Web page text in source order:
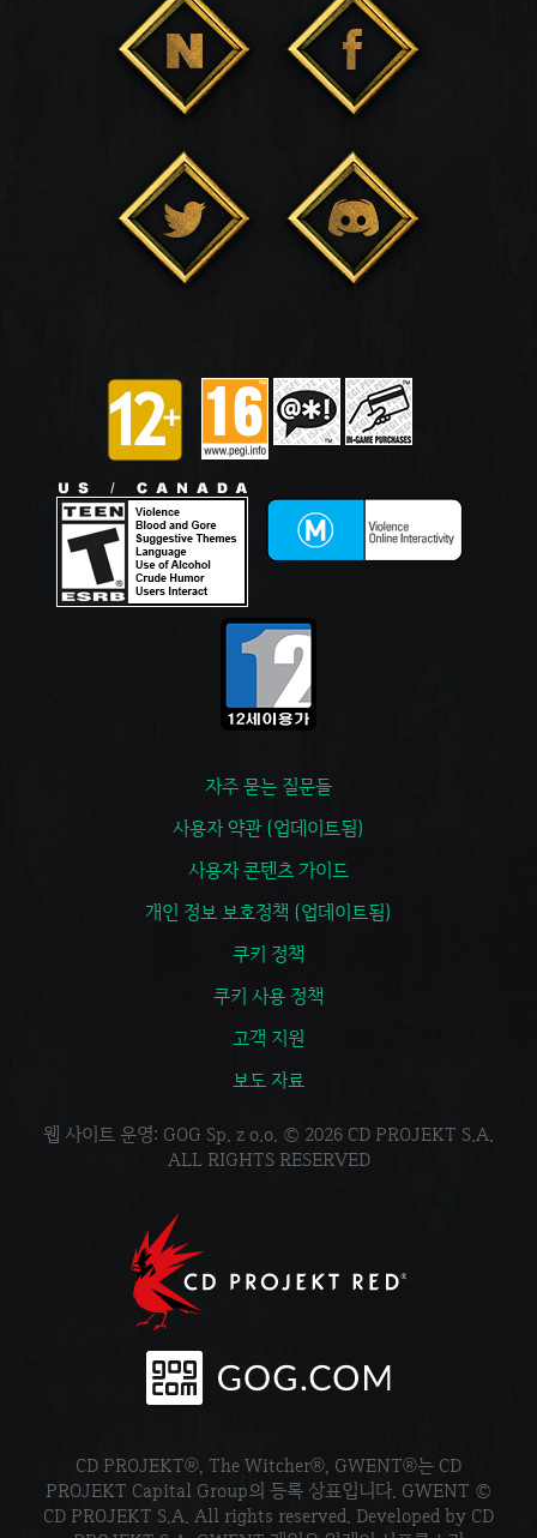
자주 묻는 질문들
사용자 약관 (업데이트됨)
사용자 콘텐츠 가이드
개인 정보 보호정책 (업데이트됨)
쿠키 정책
쿠키 사용 정책
고객 지원
보도 자료
웹 사이트 운영: GOG Sp. z o.o. © 2026 CD PROJEKT S.A.
ALL RIGHTS RESERVED
CD PROJEKT®, The Witcher®, GWENT®는 CD
PROJEKT Capital Group의 등록 상표입니다. GWENT ©
CD PROJEKT S.A. All rights reserved. Developed by CD